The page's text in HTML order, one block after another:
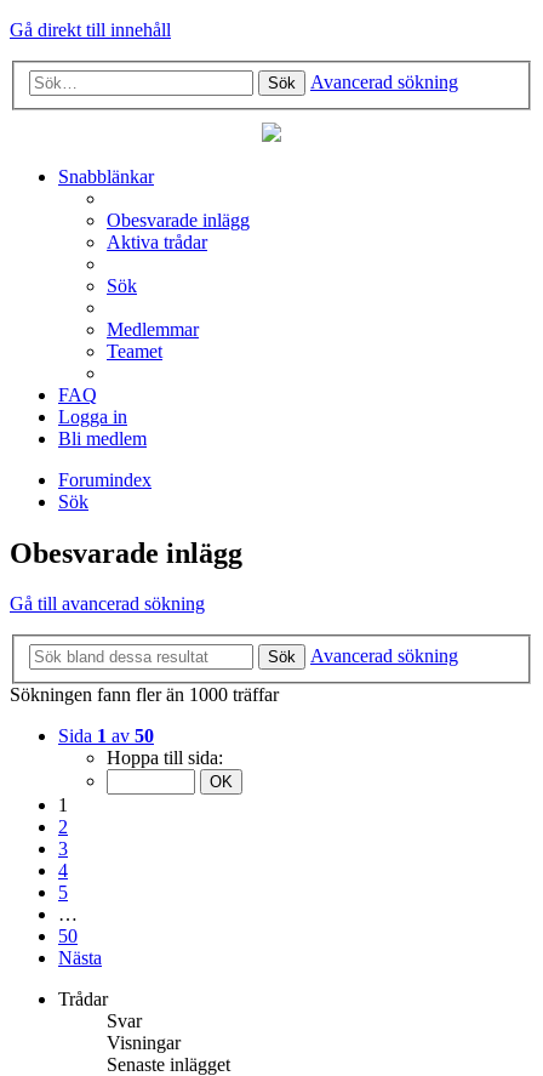
Gå direkt till innehåll
Sök Avancerad sökning
Snabblänkar
Obesvarade inlägg
Aktiva trådar
Sök
Medlemmar
Teamet
FAQ
Logga in
Bli medlem
Forumindex
Sök
Obesvarade inlägg
Gå till avancerad sökning
Sök
Avancerad sökning
Sökningen fann fler än 1000 träffar
Sida 1 av 50
Hoppa till sida:
1
2
3
4
5
…
50
Nästa
Trådar
Svar
Visningar
Senaste inlägget